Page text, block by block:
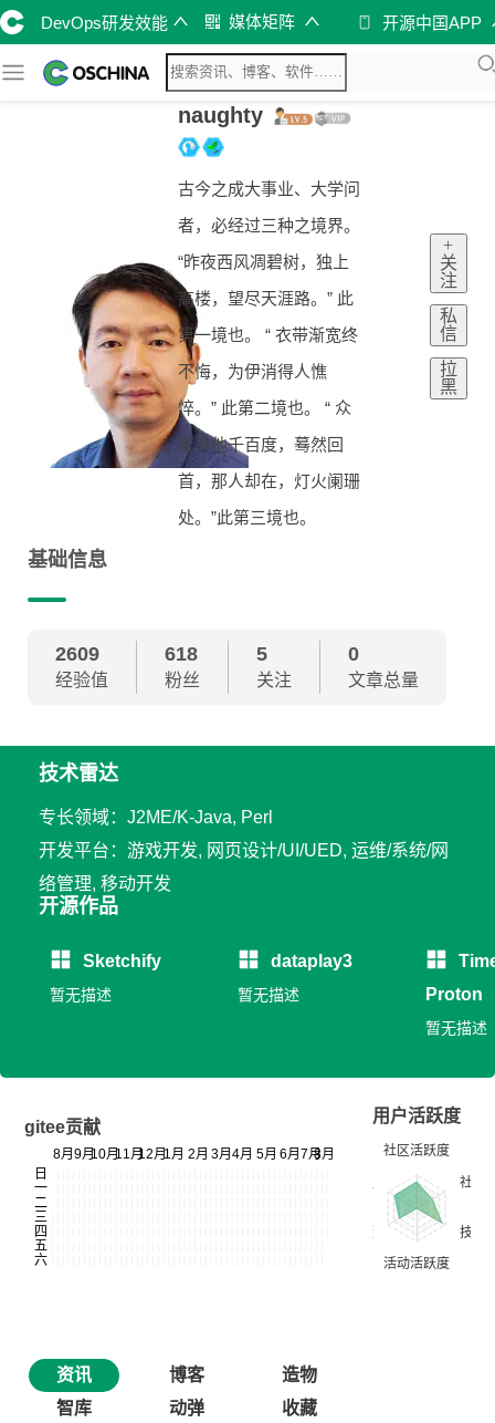
DevOps研发效能 媒体矩阵 开源中国APP
naughty
古今之成大事业、大学问
者，必经过三种之境界。
“昨夜西风凋碧树，独上
高楼，望尽天涯路。” 此
第一境也。 “ 衣带渐宽终
不悔，为伊消得人憔
悴。” 此第二境也。 “ 众
里寻他千百度，蓦然回
首，那人却在，灯火阑珊
处。”此第三境也。
+
关
注
私
信
拉
黑
基础信息
2609
经验值
618
粉丝
5
关注
0
文章总量
技术雷达
专长领域：J2ME/K-Java, Perl
开发平台：游戏开发, 网页设计/UI/UED, 运维/系统/网
络管理, 移动开发
开源作品
Sketchify
暂无描述
dataplay3
暂无描述
Proton
暂无描述
gitee贡献
用户活跃度
资讯 博客
造物
智库
动弹
收藏